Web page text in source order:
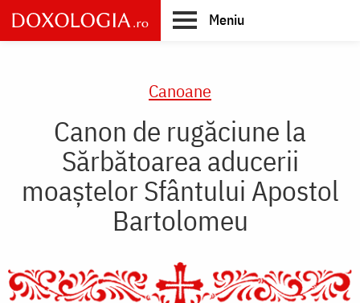
Skip
to
main
Meniu
Canoane
Canon de rugăciune la
Sărbătoarea aducerii
moaştelor Sfântului Apostol
Bartolomeu